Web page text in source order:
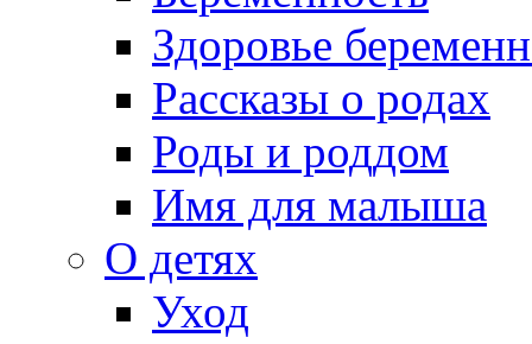
Здоровье
Рассказы о родах
Роды и роддом
Имя для малыша
О детях
Уход